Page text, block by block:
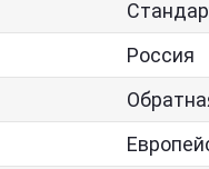
Россия